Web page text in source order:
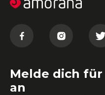
Melde dich
an